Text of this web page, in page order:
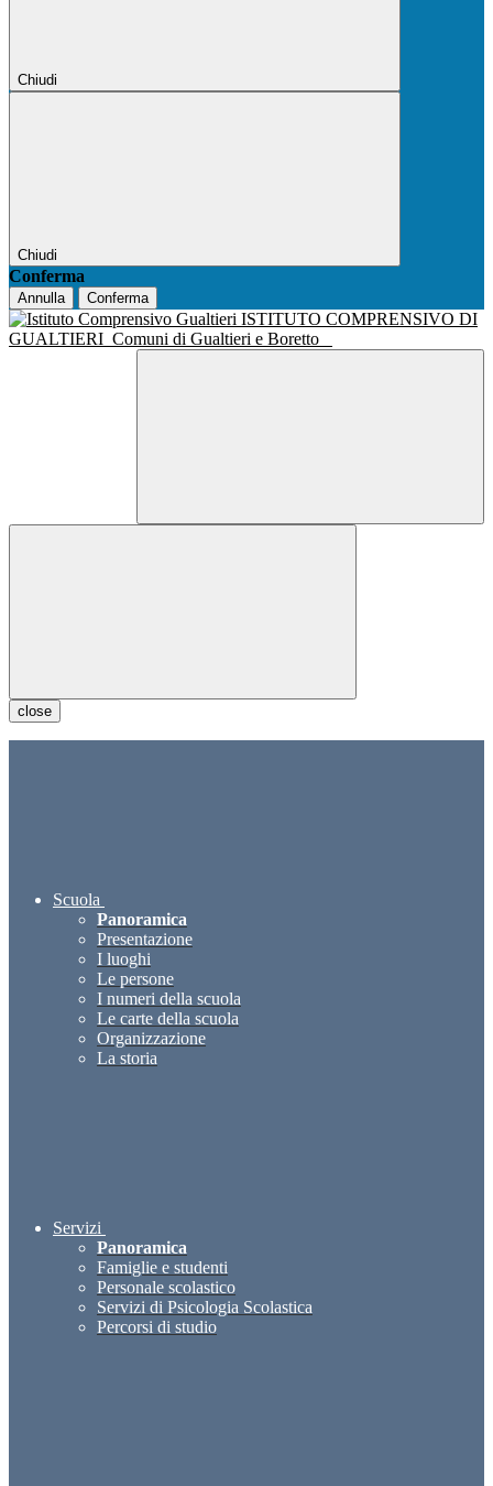
Chiudi
Chiudi
Conferma
Annulla Conferma
ISTITUTO COMPRENSIVO DI
GUALTIERI Comuni di Gualtieri e Boretto
close
Scuola
Panoramica
Presentazione
I luoghi
Le persone
I numeri della scuola
Le carte della scuola
Organizzazione
La storia
Servizi
Panoramica
Famiglie e studenti
Personale scolastico
Servizi di Psicologia Scolastica
Percorsi di studio